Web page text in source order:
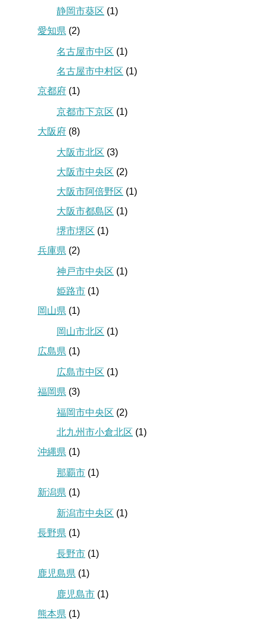
静岡市葵区 (1)
愛知県 (2)
名古屋市中区 (1)
名古屋市中村区 (1)
京都府 (1)
京都市下京区 (1)
大阪府 (8)
大阪市北区 (3)
大阪市中央区 (2)
大阪市阿倍野区 (1)
大阪市都島区 (1)
堺市堺区 (1)
兵庫県 (2)
神戸市中央区 (1)
姫路市 (1)
岡山県 (1)
岡山市北区 (1)
広島県 (1)
広島市中区 (1)
福岡県 (3)
福岡市中央区 (2)
北九州市小倉北区 (1)
沖縄県 (1)
那覇市 (1)
新潟県 (1)
新潟市中央区 (1)
長野県 (1)
長野市 (1)
鹿児島県 (1)
鹿児島市 (1)
熊本県 (1)